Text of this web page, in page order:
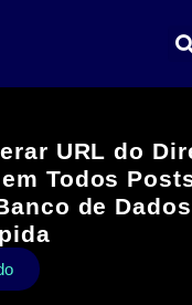
URL do
Todos
de